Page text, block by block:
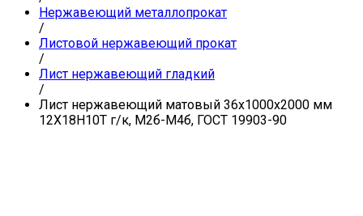
Нержавеющий металлопрокат
/
Листовой нержавеющий прокат
/
Лист нержавеющий гладкий
/
Лист нержавеющий матовый 36х1000х2000 мм
12Х18Н10Т г/к, М2б-М4б, ГОСТ 19903-90